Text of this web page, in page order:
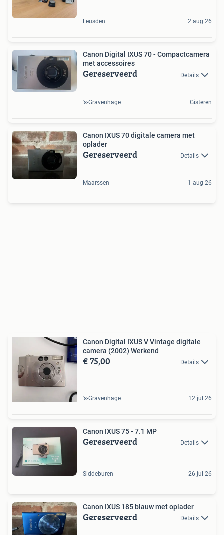
Leusden 2 aug 26
Canon Digital IXUS 70 - Compactcamera
met accessoires
Gereserveerd Details
's-Gravenhage Gisteren
Canon IXUS 70 digitale camera met
oplader
Gereserveerd Details
Maarssen 1 aug 26
Canon Digital IXUS V Vintage digitale
camera (2002) Werkend
€ 75,00 Details
's-Gravenhage 12 jul 26
Canon IXUS 75 - 7.1 MP
Gereserveerd Details
Siddeburen 26 jul 26
Canon IXUS 185 blauw met oplader
Gereserveerd Details